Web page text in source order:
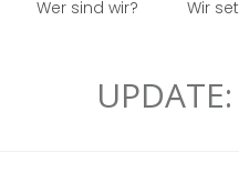
Wer sind wir? Wir